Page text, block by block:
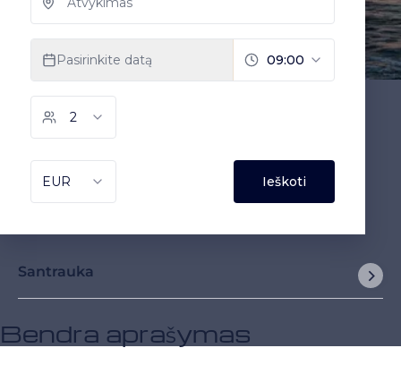
Santrauka
Bendra aprašymas